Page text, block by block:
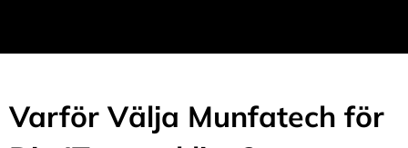
Varför Välja Munfatech för